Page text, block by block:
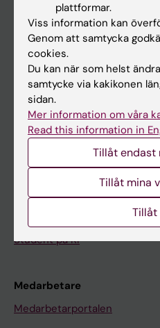
På gång
Nyheter
Kalender
Student
Ladok
Schema
Studentmejlen
Kurs- och programwebbar
Student på KI
Medarbetare
Medarbetarportalen
plattformar.
Viss information kan
Genom att samtycka
cookies.
Du kan när som helst
samtycke via kakikonen
sidan.
Mer information om våra
Read this information in
Tillåt endast
Tillåt mina
Tillåt